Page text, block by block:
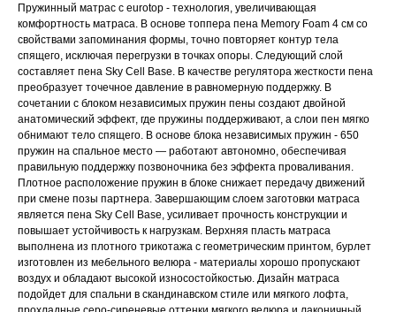
Пружинный матрас с eurotop - технология, увеличивающая
комфортность матраса. В основе топпера пена Memory Foam 4 см со
свойствами запоминания формы, точно повторяет контур тела
спящего, исключая перегрузки в точках опоры. Следующий слой
составляет пена Sky Cell Base. В качестве регулятора жесткости пена
преобразует точечное давление в равномерную поддержку. В
сочетании с блоком независимых пружин пены создают двойной
анатомический эффект, где пружины поддерживают, а слои пен мягко
обнимают тело спящего. В основе блока независимых пружин - 650
пружин на спальное место — работают автономно, обеспечивая
правильную поддержку позвоночника без эффекта проваливания.
Плотное расположение пружин в блоке снижает передачу движений
при смене позы партнера. Завершающим слоем заготовки матраса
является пена Sky Cell Base, усиливает прочность конструкции и
повышает устойчивость к нагрузкам. Верхняя пласть матраса
выполнена из плотного трикотажа с геометрическим принтом, бурлет
изготовлен из мебельного велюра - материалы хорошо пропускают
воздух и обладают высокой износостойкостью. Дизайн матраса
подойдет для спальни в скандинавском стиле или мягкого лофта,